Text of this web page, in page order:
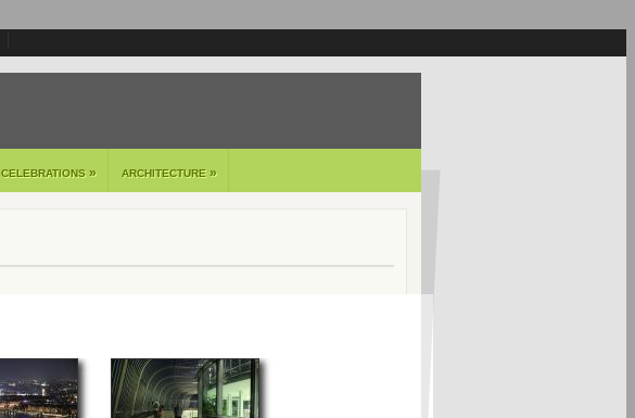
CELEBRATIONS » ARCHITECTURE »